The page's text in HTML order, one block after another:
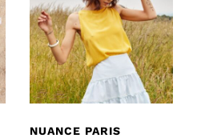
NUANCE PARIS